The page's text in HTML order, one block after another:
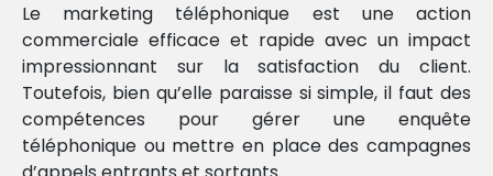
Le marketing téléphonique est une action
commerciale efficace et rapide avec un impact
impressionnant sur la satisfaction du client.
Toutefois, bien qu’elle paraisse si simple, il faut des
compétences pour gérer une enquête
téléphonique ou mettre en place des campagnes